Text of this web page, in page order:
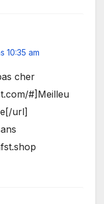
10:35 am
cher
#]Meilleu
url]